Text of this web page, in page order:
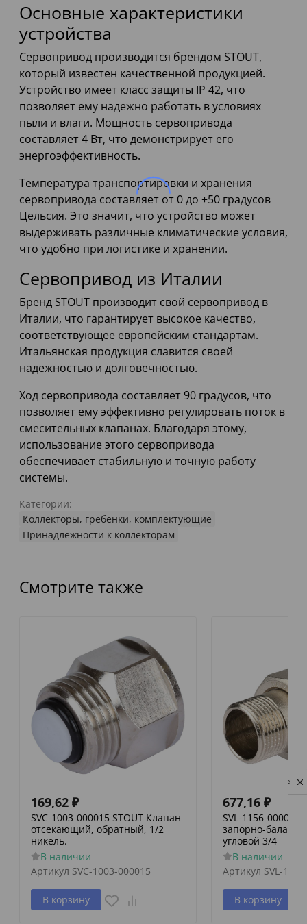
Основные характеристики
устройства
Сервопривод производится брендом STOUT,
который известен качественной продукцией.
Устройство имеет класс защиты IP 42, что
позволяет ему надежно работать в условиях
пыли и влаги. Мощность сервопривода
составляет 4 Вт, что демонстрирует его
энергоэффективность.
Температура транспортировки и хранения
сервопривода составляет от 0 до +50 градусов
Цельсия. Это значит, что устройство может
выдерживать различные климатические условия,
что удобно при логистике и хранении.
Сервопривод из Италии
Бренд STOUT производит свой сервопривод в
Италии, что гарантирует высокое качество,
соответствующее европейским стандартам.
Итальянская продукция славится своей
надежностью и долговечностью.
Ход сервопривода составляет 90 градусов, что
позволяет ему эффективно регулировать поток в
смесительных клапанах. Благодаря этому,
использование этого сервопривода
обеспечивает стабильную и точную работу
системы.
Категории:
Коллекторы, гребенки, комплектующие
Принадлежности к коллекторам
Смотрите также
169,62 ₽
SVC-1003-000015 STOUT Клапан
отсекающий, обратный, 1/2
никель.
В наличии
Артикул SVC-1003-000015
В корзину
677,16 ₽
SVL-1156-000020
запорно-
угловой 3/4
В наличии
Артикул SVL-
В корзину
Privacy notice